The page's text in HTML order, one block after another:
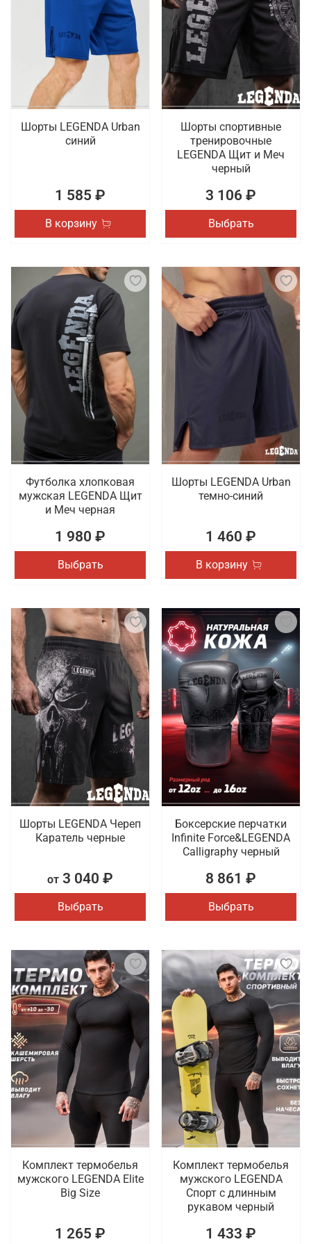
Шорты LEGENDA Urban
синий
1 585 ₽
В корзину
Шорты спортивные
тренировочные
LEGENDA Щит и Меч
черный
3 106 ₽
Выбрать
Футболка хлопковая
мужская LEGENDA Щит
и Меч черная
1 980 ₽
Выбрать
Шорты LEGENDA Urban
темно-синий
1 460 ₽
В корзину
Шорты LEGENDA Череп
Каратель черные
от 3 040 ₽
Выбрать
Боксерские перчатки
Infinite Force&LEGENDA
Calligraphy черный
8 861 ₽
Выбрать
Комплект термобелья
мужского LEGENDA Elite
Big Size
1 265 ₽
Комплект термобелья
мужского LEGENDA
Спорт с длинным
рукавом черный
1 433 ₽